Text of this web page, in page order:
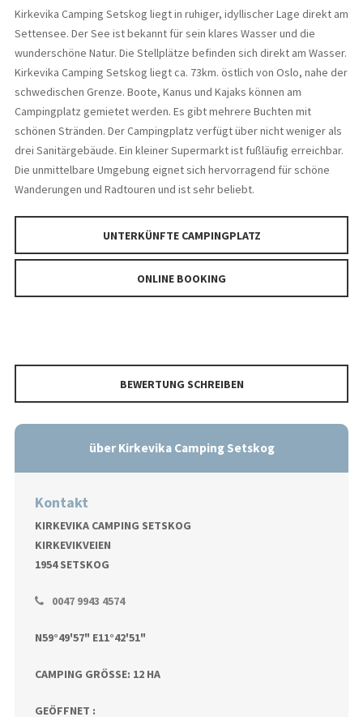
Kirkevika Camping Setskog liegt in ruhiger, idyllischer Lage direkt am
Settensee. Der See ist bekannt für sein klares Wasser und die
wunderschöne Natur. Die Stellplätze befinden sich direkt am Wasser.
Kirkevika Camping Setskog liegt ca. 73km. östlich von Oslo, nahe der
schwedischen Grenze. Boote, Kanus und Kajaks können am
Campingplatz gemietet werden. Es gibt mehrere Buchten mit
schönen Stränden. Der Campingplatz verfügt über nicht weniger als
drei Sanitärgebäude. Ein kleiner Supermarkt ist fußläufig erreichbar.
Die unmittelbare Umgebung eignet sich hervorragend für schöne
Wanderungen und Radtouren und ist sehr beliebt.
UNTERKÜNFTE CAMPINGPLATZ
ONLINE BOOKING
BEWERTUNG SCHREIBEN
über Kirkevika Camping Setskog
Kontakt
KIRKEVIKA CAMPING SETSKOG
KIRKEVIKVEIEN
1954 SETSKOG
0047 9943 4574
N59°49'57" E11°42'51"
CAMPING GRÖSSE: 12 HA
GEÖFFNET :